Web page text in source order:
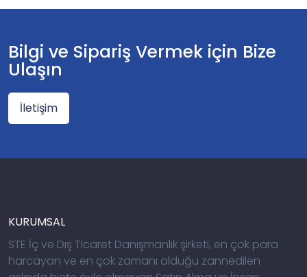
Bilgi ve Sipariş Vermek için Bize
Ulaşın
İletişim
KURUMSAL
STE İç ve Dış Ticaret Danışmanlık şirketi, en çok para
harcayan ve en çok zamanı olduğu zannedilen